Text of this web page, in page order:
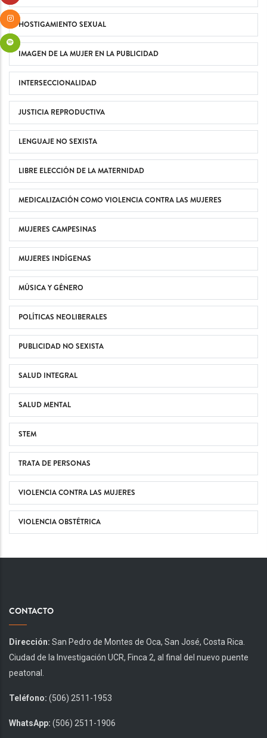
HOSTIGAMIENTO SEXUAL
IMAGEN DE LA MUJER EN LA PUBLICIDAD
INTERSECCIONALIDAD
JUSTICIA REPRODUCTIVA
LENGUAJE NO SEXISTA
LIBRE ELECCIÓN DE LA MATERNIDAD
MEDICALIZACIÓN COMO VIOLENCIA CONTRA LAS MUJERES
MUJERES CAMPESINAS
MUJERES INDÍGENAS
MÚSICA Y GÉNERO
POLÍTICAS NEOLIBERALES
PUBLICIDAD NO SEXISTA
SALUD INTEGRAL
SALUD MENTAL
STEM
TRATA DE PERSONAS
VIOLENCIA CONTRA LAS MUJERES
VIOLENCIA OBSTÉTRICA
CONTACTO
Dirección: San Pedro de Montes de Oca, San José, Costa Rica.
Ciudad de la Investigación UCR, Finca 2, al final del nuevo puente
peatonal.
Teléfono: (506) 2511-1953
WhatsApp: (506) 2511-1906